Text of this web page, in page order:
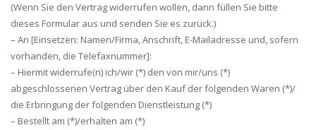
(Wenn Sie den Vertrag widerrufen wollen, dann füllen Sie bitte
dieses Formular aus und senden Sie es zurück.)
– An [Einsetzen: Namen/Firma, Anschrift, E-Mailadresse und, sofern
vorhanden, die Telefaxnummer]:
– Hiermit widerrufe(n) ich/wir (*) den von mir/uns (*)
abgeschlossenen Vertrag über den Kauf der folgenden Waren (*)/
die Erbringung der folgenden Dienstleistung (*)
– Bestellt am (*)/erhalten am (*)